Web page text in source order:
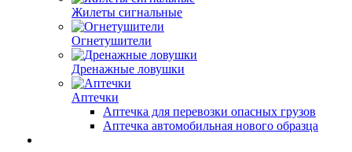
Жилеты сигнальные
Огнетушители
Дренажные ловушки
Аптечки
Аптечка для перевозки опасных грузов
Аптечка автомобильная нового образца